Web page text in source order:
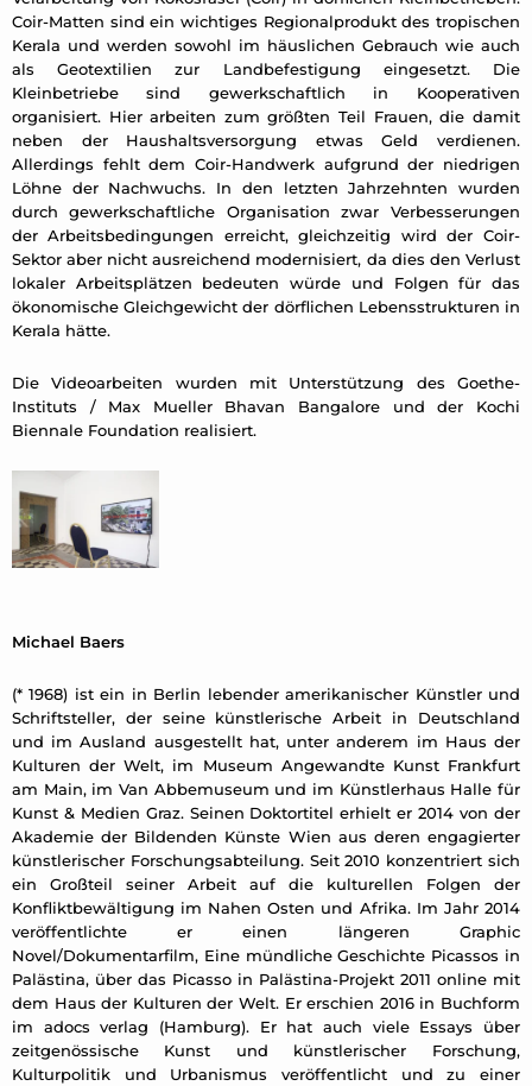
Coir-Matten sind ein wichtiges Regionalprodukt des tropischen
Kerala und werden sowohl im häuslichen Gebrauch wie auch
als Geotextilien zur Landbefestigung eingesetzt. Die
Kleinbetriebe sind gewerkschaftlich in Kooperativen
organisiert. Hier arbeiten zum größten Teil Frauen, die damit
neben der Haushaltsversorgung etwas Geld verdienen.
Allerdings fehlt dem Coir-Handwerk aufgrund der niedrigen
Löhne der Nachwuchs. In den letzten Jahrzehnten wurden
durch gewerkschaftliche Organisation zwar Verbesserungen
der Arbeitsbedingungen erreicht, gleichzeitig wird der Coir-
Sektor aber nicht ausreichend modernisiert, da dies den Verlust
lokaler Arbeitsplätzen bedeuten würde und Folgen für das
ökonomische Gleichgewicht der dörflichen Lebensstrukturen in
Kerala hätte.
Die Videoarbeiten wurden mit Unterstützung des Goethe-
Instituts / Max Mueller Bhavan Bangalore und der Kochi
Biennale Foundation realisiert.
Michael Baers
(* 1968) ist ein in Berlin lebender amerikanischer Künstler und
Schriftsteller, der seine künstlerische Arbeit in Deutschland
und im Ausland ausgestellt hat, unter anderem im Haus der
Kulturen der Welt, im Museum Angewandte Kunst Frankfurt
am Main, im Van Abbemuseum und im Künstlerhaus Halle für
Kunst & Medien Graz. Seinen Doktortitel erhielt er 2014 von der
Akademie der Bildenden Künste Wien aus deren engagierter
künstlerischer Forschungsabteilung. Seit 2010 konzentriert sich
ein Großteil seiner Arbeit auf die kulturellen Folgen der
Konfliktbewältigung im Nahen Osten und Afrika. Im Jahr 2014
veröffentlichte er einen längeren Graphic
Novel/Dokumentarfilm, Eine mündliche Geschichte Picassos in
Palästina, über das Picasso in Palästina-Projekt 2011 online mit
dem Haus der Kulturen der Welt. Er erschien 2016 in Buchform
im adocs verlag (Hamburg). Er hat auch viele Essays über
zeitgenössische Kunst und künstlerischer Forschung,
Kulturpolitik und Urbanismus veröffentlicht und zu einer